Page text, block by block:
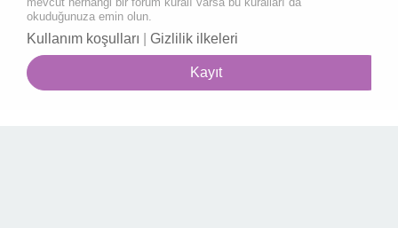
okuduğunuza emin olun.
Kullanım koşulları Gizlilik ilkeleri
Kayıt